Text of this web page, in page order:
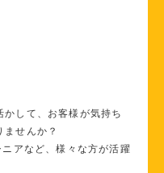
して、お客様が気持ち
ませんか？
アなど、様々な方が活躍